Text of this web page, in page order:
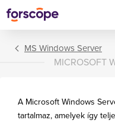
MS Windows Server
MICROSOFT
A Microsoft Windows
tartalmaz, amelyek így